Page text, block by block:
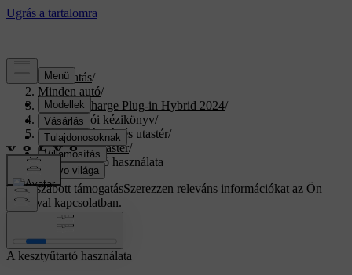
Támogatás/
Minden autó/
XC40 Recharge Plug-in Hybrid 2024/
Felhasználói kézikönyv/
Rakodás, tárolás és utastér/
Tároló és utastér/
A kesztyűtartó használata
Testreszabott támogatásSzerezzen releváns információkat az Ön
autójával kapcsolatban.
Bejelentkezés
A kesztyűtartó használata